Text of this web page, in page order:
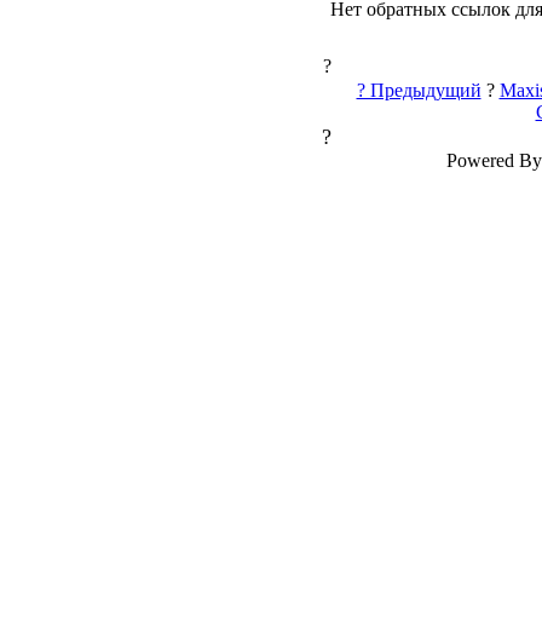
Нет обратных ссылок
?
? Предыдущий ?
?
Powered